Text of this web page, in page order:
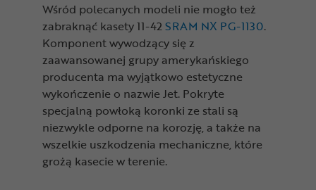
Wśród polecanych modeli nie mogło też
zabraknąć kasety 11-42SRAM NX PG-1130.
Komponent wywodzący się z
zaawansowanej grupy amerykańskiego
producenta ma wyjątkowo estetyczne
wykończenie o nazwie Jet. Pokryte
specjalną powłoką koronki ze stali są
niezwykle odporne na korozję, a także na
wszelkie uszkodzenia mechaniczne, które
grożą kasecie w terenie.